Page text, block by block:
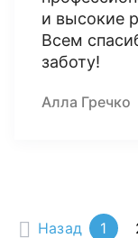
и высокие
Всем
заботу!
Алла Гречко
Назад 1